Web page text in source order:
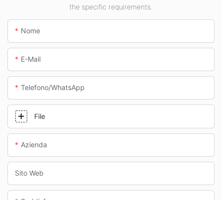
the specific requirements.
Nome
E-Mail
Telefono/WhatsApp
File
Azienda
Sito Web